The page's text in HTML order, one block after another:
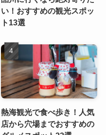
い！おすすめの観光スポッ
ト13選
熱海観光で食べ歩き！人気
店から穴場までおすすめの